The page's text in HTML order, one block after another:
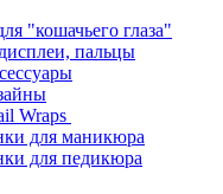
"кошачьего глаза"
пальцы
Wraps
для маникюра
для педикюра